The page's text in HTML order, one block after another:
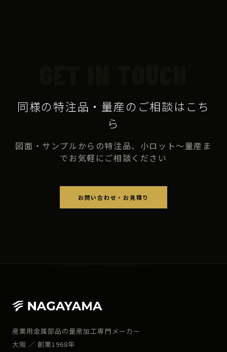
同様の特注品・量産のご相談はこち
ら
図面・サンプルからの特注品、小ロット〜量産ま
でお気軽にご相談ください
お問い合わせ・お見積り
産業用金属部品の量産加工専門メーカー
大阪 ／ 創業1968年